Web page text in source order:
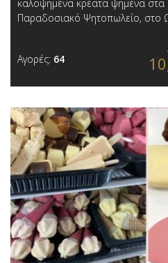
καλοψημένα κρέατα ψημένα
Παραδοσιακό Ψητοπωλείο, στo
Αγορές: 64